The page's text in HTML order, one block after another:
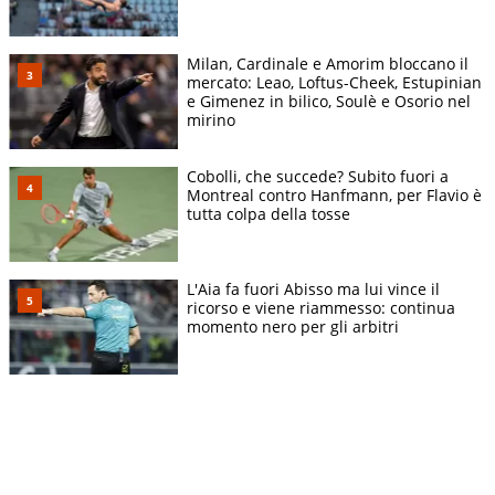
Milan, Cardinale e Amorim bloccano il
mercato: Leao, Loftus-Cheek, Estupinian
e Gimenez in bilico, Soulè e Osorio nel
mirino
Cobolli, che succede? Subito fuori a
Montreal contro Hanfmann, per Flavio è
tutta colpa della tosse
L'Aia fa fuori Abisso ma lui vince il
ricorso e viene riammesso: continua
momento nero per gli arbitri